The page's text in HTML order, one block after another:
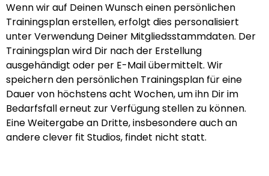
Wenn wir auf Deinen Wunsch einen persönlichen
Trainingsplan erstellen, erfolgt dies personalisiert
unter Verwendung Deiner Mitgliedsstammdaten. Der
Trainingsplan wird Dir nach der Erstellung
ausgehändigt oder per E-Mail übermittelt. Wir
speichern den persönlichen Trainingsplan für eine
Dauer von höchstens acht Wochen, um ihn Dir im
Bedarfsfall erneut zur Verfügung stellen zu können.
Eine Weitergabe an Dritte, insbesondere auch an
andere clever fit Studios, findet nicht statt.